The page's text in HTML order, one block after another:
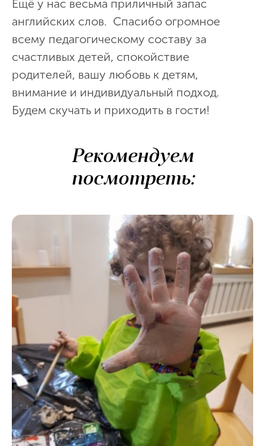
Ещё у нас весьма приличный запас
английских слов. Спасибо огромное
всему педагогическому составу за
счастливых детей, спокойствие
родителей, вашу любовь к детям,
внимание и индивидуальный подход.
Будем скучать и приходить в гости!
Рекомендуем
посмотреть: